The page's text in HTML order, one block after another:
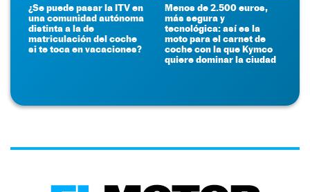
¿Se puede pasar la ITV en
una comunidad autónoma
distinta a la de
matriculación del coche
si te toca en vacaciones?
Menos de 2.500 euros,
más segura y
tecnológica: así es la
moto para el carnet de
coche con la que Kymco
quiere dominar la ciudad